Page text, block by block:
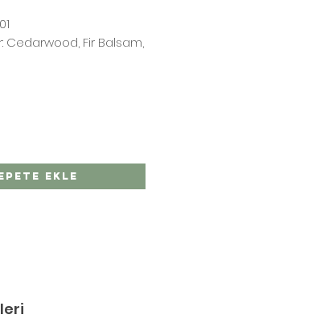
Cedarwood, Fir Balsam,
Ekle